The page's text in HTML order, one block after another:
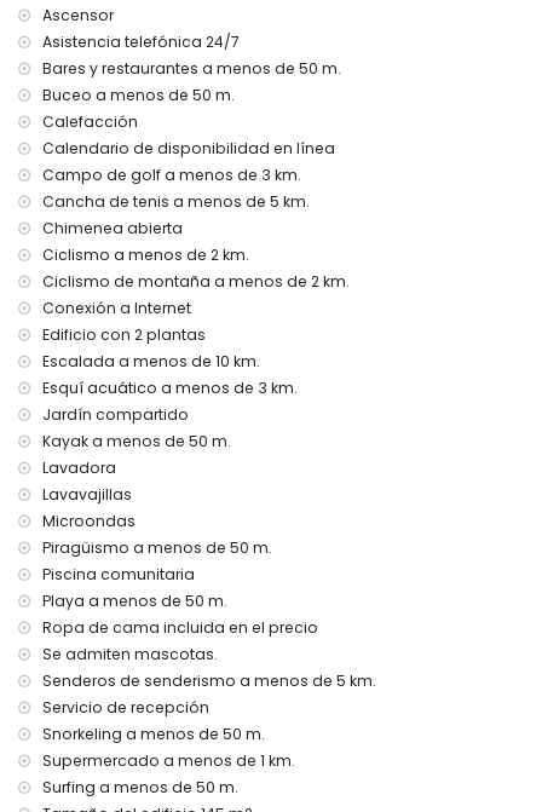
parque más cercano: Platgetes (a menos de 50 metros del
apartamento)
aeropuerto más cercano: Alicante (a menos de 100
kilómetros del apartamento)
segundo aeropuerto más cercano: Valencia (> 100
kilómetros)
transporte público cercano: autobús a menos de 3
kilómetros
se admiten mascotas
El edificio donde se encuentra el alojamiento tiene
ascensor.
El alojamiento es muy adecuado para familias con niños
Instalaciones y servicios incluidos en el precio del alquiler
del apartamento
internet (WiFi)
plancha y tabla de planchar
ropa de cama y toallas
servicio de recepción y servicio de emergencia 24 horas
calefacción central y aire acondicionado
Instalaciones y servicios con suplemento
servicio de aeropuerto
cama/cuna para niños (bajo demanda)
Entretenimiento y actividades de ocio para sus vacaciones
en Moraira, Costa Blanca
discoteca y bar (a menos de 500 metros de la casa)
paseo marítimo (El Portet) (a menos de 5 kilómetros de la
casa)
Lugares de interés y cultura en Moraira, Costa Blanca
iglesia (Iglesia Parroquial de Santa Catalina), castillo
(Castillo de Moraira), ruina (Castillo de Moraira),
Ascensor
Asistencia telefónica 24/7
Bares y restaurantes a menos de 50 m.
Buceo a menos de 50 m.
Calefacción
Calendario de disponibilidad en línea
Campo de golf a menos de 3 km.
Cancha de tenis a menos de 5 km.
Chimenea abierta
Ciclismo a menos de 2 km.
Ciclismo de montaña a menos de 2 km.
Conexión a Internet
Edificio con 2 plantas
Escalada a menos de 10 km.
Esquí acuático a menos de 3 km.
Jardín compartido
Kayak a menos de 50 m.
Lavadora
Lavavajillas
Microondas
Piragüismo a menos de 50 m.
Piscina comunitaria
Playa a menos de 50 m.
Ropa de cama incluida en el precio
Se admiten mascotas.
Senderos de senderismo a menos de 5 km.
Servicio de recepción
Snorkeling a menos de 50 m.
Supermercado a menos de 1 km.
Surfing a menos de 50 m.